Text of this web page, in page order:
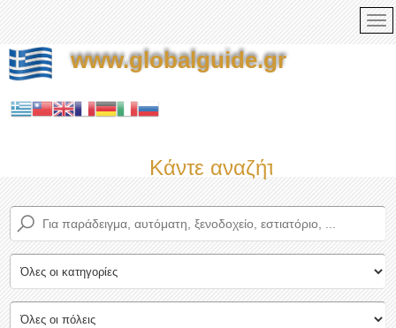
www.globalguide.gr
Κάντε αναζήτηση τώρα